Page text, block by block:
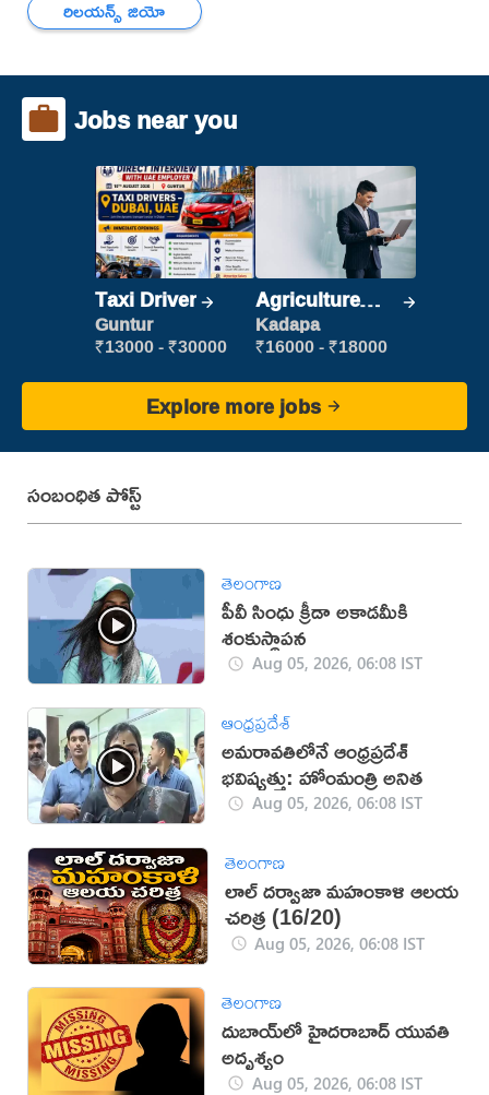
రిలయన్స్ జియో
Jobs near you
Taxi Driver
Guntur
₹13000 - ₹30000
Agriculture
Labour
Kadapa
₹16000 - ₹18000
Explore more jobs
సంబంధిత పోస్ట్
తెలంగాణ
పీవీ సింధు క్రీడా అకాడమీకి
శంకుస్థాపన
Aug 05, 2026, 06:08 IST
ఆంధ్రప్రదేశ్
అమరావతిలోనే ఆంధ్రప్రదేశ్
భవిష్యత్తు: హోంమంత్రి అనిత
Aug 05, 2026, 06:08 IST
తెలంగాణ
లాల్ దర్వాజా మహంకాళి ఆలయ
చరిత్ర (16/20)
Aug 05, 2026, 06:08 IST
తెలంగాణ
దుబాయ్‌లో హైదరాబాద్ యువతి
అదృశ్యం
Aug 05, 2026, 06:08 IST